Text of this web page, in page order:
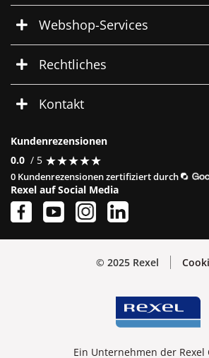
Webshop-Services
Rechtliches
Kontakt
Kundenrezensionen
0.0 / 5 ★★★★★
★★★★★
0 Kundenrezensionen zertifiziert durch
Rexel auf Social Media
© 2025 Rexel
Ein Unternehmen der Rexel